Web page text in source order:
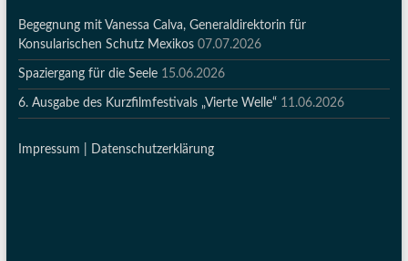
Begegnung mit Vanessa Calva, Generaldirektorin für
Konsularischen Schutz Mexikos 07.07.2026
Spaziergang für die Seele 15.06.2026
6. Ausgabe des Kurzfilmfestivals „Vierte Welle“ 11.06.2026
Impressum | Datenschutzerklärung